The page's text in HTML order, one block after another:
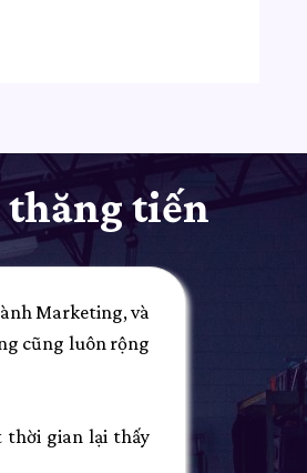
thăng tiến
Marketing, và
cũng luôn rộng
thời gian lại thấy